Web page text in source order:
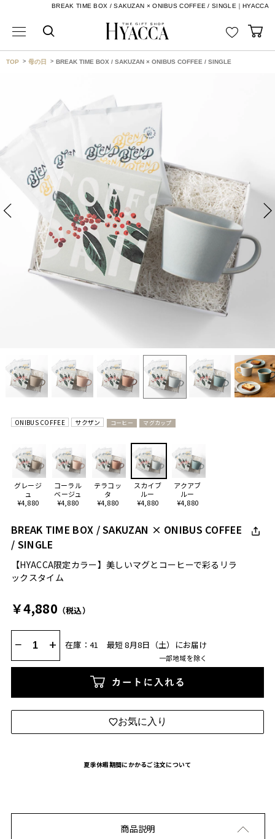
BREAK TIME BOX / SAKUZAN × ONIBUS COFFEE / SINGLE｜HYACCA
TOP 母の日 BREAK TIME BOX / SAKUZAN × ONIBUS COFFEE / SINGLE
ONIBUS COFFEE サクザン コーヒー マグカップ
グレージ
ュ
¥4,880
コーラル
ベージュ
¥4,880
テラコッ
タ
¥4,880
スカイブ
ルー
¥4,880
アクアブ
ルー
¥4,880
BREAK TIME BOX / SAKUZAN × ONIBUS COFFEE
/ SINGLE
【HYACCA限定カラー】美しいマグとコーヒーで彩るリラ
ックスタイム
￥4,880 （税込）
− + 在庫：41 最短 8月8日（土）にお届け
一部地域を除く
カートに入れる
お気に入り
夏季休暇期間にかかるご注文について
商品説明